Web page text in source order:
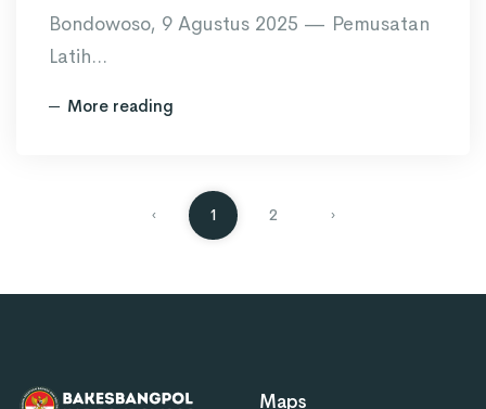
Bondowoso, 9 Agustus 2025 — Pemusatan
Latih...
More reading
‹ 1 2 ›
Maps